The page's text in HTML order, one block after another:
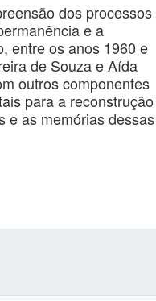
dos processos
e a
entre os anos 1960 e
de Souza e Aída
outros componentes
para a reconstrução
e as memórias dessas